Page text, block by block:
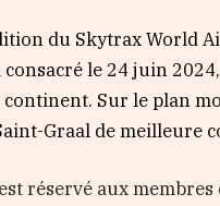
du Skytrax World
consacré le 24 juin
Sur le plan
Graal de meilleure
réservé aux